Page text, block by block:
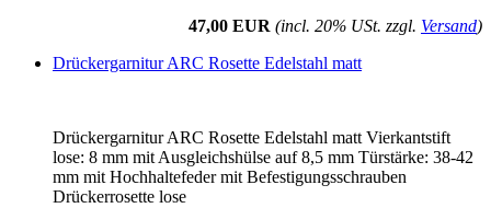
47,00 EUR (incl. 20% USt. zzgl. Versand)
Drückergarnitur ARC Rosette Edelstahl matt
Drückergarnitur ARC Rosette Edelstahl matt Vierkantstift
lose: 8 mm mit Ausgleichshülse auf 8,5 mm Türstärke: 38-42
mm mit Hochhaltefeder mit Befestigungsschrauben
Drückerrosette lose